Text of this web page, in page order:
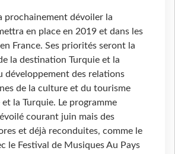
prochainement dévoiler la
en place en 2019 et dans les
France. Ses priorités seront la
la destination Turquie et la
développement des relations
de la culture et du tourisme
la Turquie. Le programme
courant juin mais des
et déjà reconduites, comme le
le Festival de Musiques Au Pays